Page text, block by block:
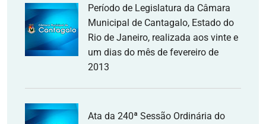
Período de Legislatura da Câmara
Municipal de Cantagalo, Estado do
Rio de Janeiro, realizada aos vinte e
um dias do mês de fevereiro de
2013
Ata da 240ª Sessão Ordinária do